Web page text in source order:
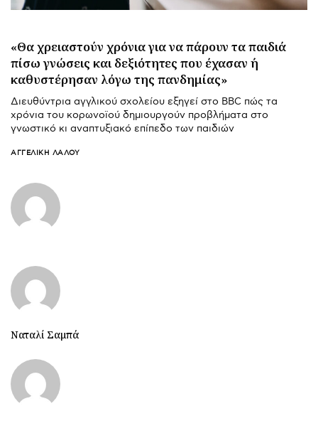
«Θα χρειαστούν χρόνια για να πάρουν τα παιδιά
πίσω γνώσεις και δεξιότητες που έχασαν ή
καθυστέρησαν λόγω της πανδημίας»
Διευθύντρια αγγλικού σχολείου εξηγεί στο BBC πώς τα
χρόνια του κορωνοϊού δημιουργούν προβλήματα στο
γνωστικό κι αναπτυξιακό επίπεδο των παιδιών
ΑΓΓΕΛΙΚΉ ΛΆΛΟΥ
Ναταλί Σαμπά